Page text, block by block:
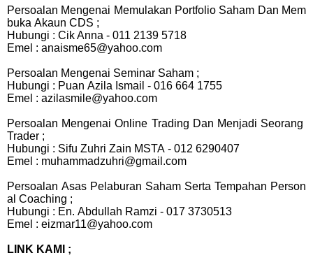
Persoalan Mengenai Memulakan Portfolio Saham Dan Mem
buka Akaun CDS ;
Hubungi : Cik Anna - 011 2139 5718
Emel : anaisme65@yahoo.com
Persoalan Mengenai Seminar Saham ;
Hubungi : Puan Azila Ismail - 016 664 1755
Emel : azilasmile@yahoo.com
Persoalan Mengenai Online Trading Dan Menjadi Seorang
Trader ;
Hubungi : Sifu Zuhri Zain MSTA - 012 6290407
Emel : muhammadzuhri@gmail.com
Persoalan Asas Pelaburan Saham Serta Tempahan Person
al Coaching ;
Hubungi : En. Abdullah Ramzi - 017 3730513
Emel : eizmar11@yahoo.com
LINK KAMI ;